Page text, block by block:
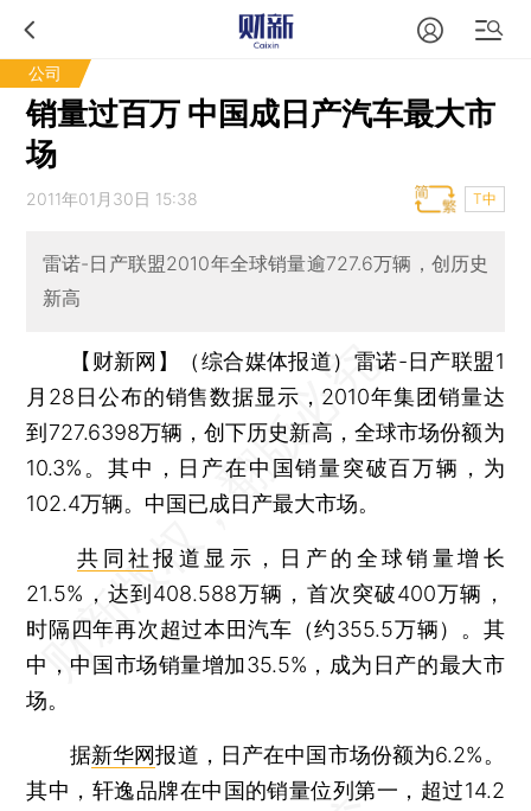
公司
销量过百万 中国成日产汽车最大市
场
2011年01月30日 15:38 T中
雷诺-日产联盟2010年全球销量逾727.6万辆，创历史
新高
【财新网】（综合媒体报道） 雷诺-日产联盟1
月28日公布的销售数据显示，2010年集团销量达
到727.6398万辆，创下历史新高，全球市场份额为
10.3%。其中，日产在中国销量突破百万辆，为
102.4万辆。中国已成日产最大市场。
共同社报道显示，日产的全球销量增长
21.5%，达到408.588万辆，首次突破400万辆，
时隔四年再次超过本田汽车（约355.5万辆）。其
中，中国市场销量增加35.5%，成为日产的最大市
场。
据新华网报道，日产在中国市场份额为6.2%。
其中，轩逸品牌在中国的销量位列第一，超过14.2